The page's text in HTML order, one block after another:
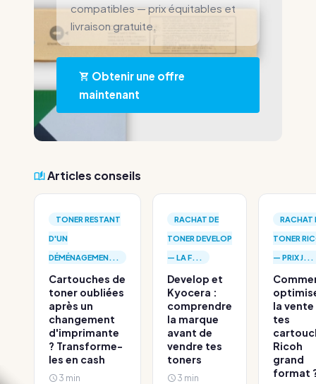
compatibles — prix équitables et
livraison gratuite.
Obtenir une offre
maintenant
Articles conseils
TONER RESTANT
D'UN
DÉMÉNAGEMEN...
Cartouches de
toner oubliées
après un
changement
d'imprimante
? Transforme-
les en cash
3 min
RACHAT DE
TONER DEVELOP
— LA F...
Develop et
Kyocera :
comprendre
la marque
avant de
vendre tes
toners
3 min
RACHAT
TONER
— PRIX J...
la vente
tes
Ricoh
grand
format